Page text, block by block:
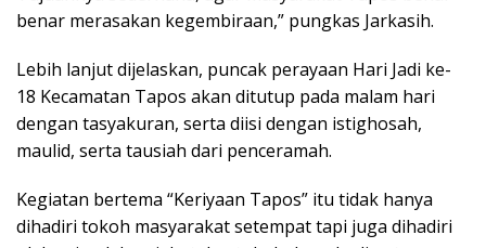
benar merasakan kegembiraan,” pungkas Jarkasih.
Lebih lanjut dijelaskan, puncak perayaan Hari Jadi ke-
18 Kecamatan Tapos akan ditutup pada malam hari
dengan tasyakuran, serta diisi dengan istighosah,
maulid, serta tausiah dari penceramah.
Kegiatan bertema “Keriyaan Tapos” itu tidak hanya
dihadiri tokoh masyarakat setempat tapi juga dihadiri